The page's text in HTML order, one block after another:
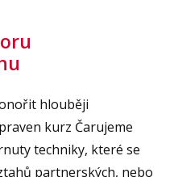
hlouběji
kurz Čarujeme
techniky, které se
partnerských, nebo